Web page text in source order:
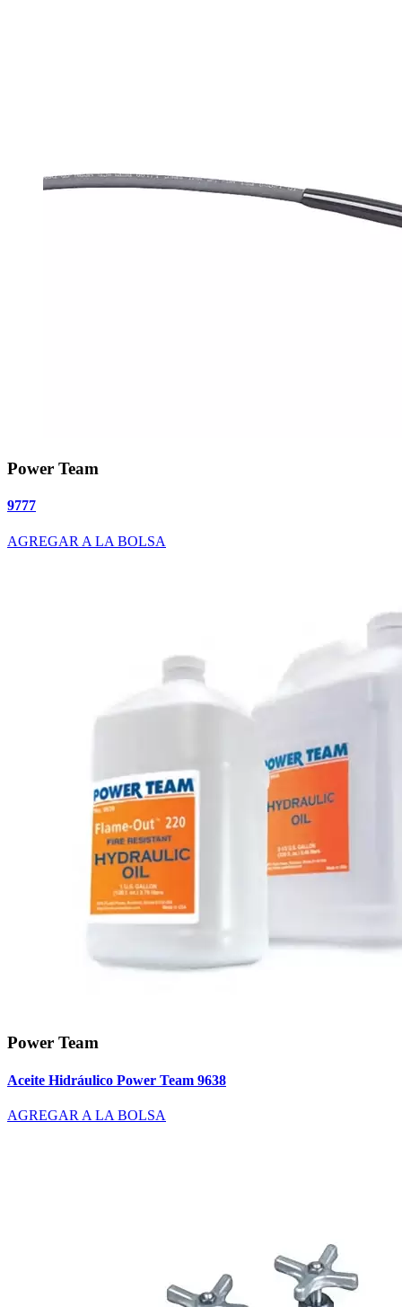
Power Team
9777
AGREGAR A LA BOLSA
Power Team
Aceite Hidráulico Power Team 9638
AGREGAR A LA BOLSA